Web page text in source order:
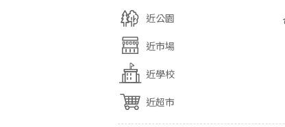
近公園
近市場
近學校
近超市